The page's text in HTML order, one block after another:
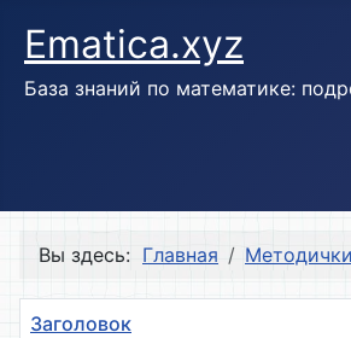
Ematica.xyz
База знаний по математике:
Вы здесь: Главная
Заголовок